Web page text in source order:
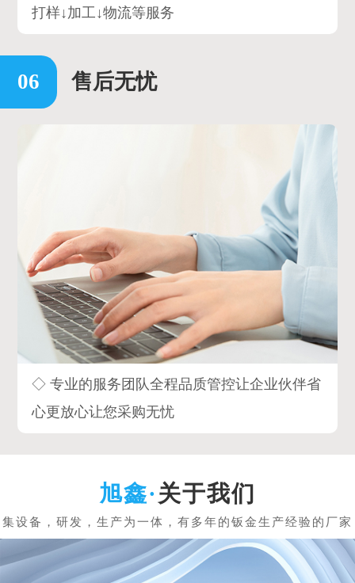
打样↓加工↓物流等服务
售后无忧
◇ 专业的服务团队全程品质管控让企业伙伴省
心更放心让您采购无忧
关于我们